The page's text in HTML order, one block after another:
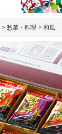
> 惣菜・料理 > 和風